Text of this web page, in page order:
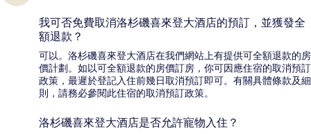
我可否免費取消洛杉磯喜來登大酒店的預訂，並獲發全
額退款？
可以。洛杉磯喜來登大酒店在我們網站上有提供可全額退款的房
價計劃。如以可全額退款的房價訂房，你可因應住宿的取消預訂
政策，最遲於登記入住前幾日取消預訂即可。有關具體條款及細
則，請務必參閱此住宿的取消預訂政策。
洛杉磯喜來登大酒店是否允許寵物入住？